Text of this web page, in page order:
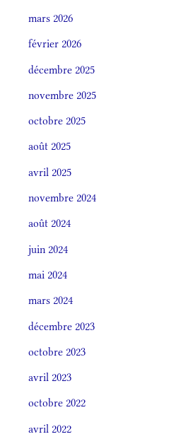
mars 2026
février 2026
décembre 2025
novembre 2025
octobre 2025
août 2025
avril 2025
novembre 2024
août 2024
juin 2024
mai 2024
mars 2024
décembre 2023
octobre 2023
avril 2023
octobre 2022
avril 2022